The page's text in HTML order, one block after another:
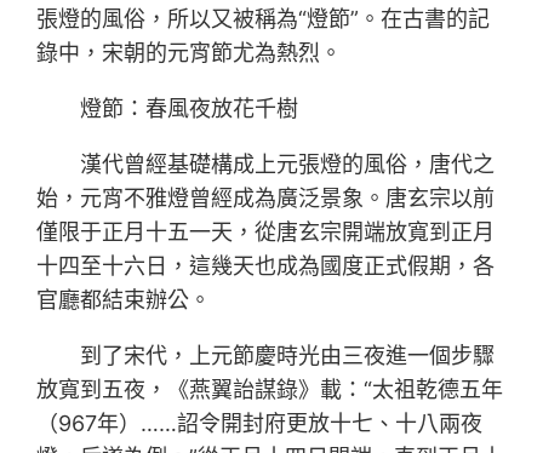
張燈的風俗，所以又被稱為“燈節”。在古書的記
錄中，宋朝的元宵節尤為熱烈。
燈節：春風夜放花千樹
漢代曾經基礎構成上元張燈的風俗，唐代之
始，元宵不雅燈曾經成為廣泛景象。唐玄宗以前
僅限于正月十五一天，從唐玄宗開端放寬到正月
十四至十六日，這幾天也成為國度正式假期，各
官廳都結束辦公。
到了宋代，上元節慶時光由三夜進一個步驟
放寬到五夜，《燕翼詒謀錄》載：“太祖乾德五年
（967年）……詔令開封府更放十七、十八兩夜